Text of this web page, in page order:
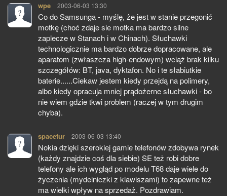
wpe pisze:
2003-06-03 13:30
Co do Samsunga - myślę, że jest w stanie przegonić
motkę (choć zdaje sie motka ma bardzo silne
zaplecze w Stanach i w Chinach). Słuchawki
technologicznie ma bardzo dobrze dopracowane, ale
aparatom (zwłaszcza high-endowym) wciąż brak kilku
szczegółów: BT, java, dyktafon. No i te słabiutkie
baterie......Ciekaw jestem kiedy przejdą na polimery,
albo kiedy opracuja mniej prądożerne słuchawki - bo
nie wiem gdzie tkwi problem (raczej w tym drugim
chyba).
spacetur pisze:
2003-06-03 13:40
Nokia dzięki szerokiej gamie telefonów zdobywa rynek
(każdy znajdzie coś dla siebie) SE też robi dobre
telefony ale ich wygląd po modelu T68 daje wiele do
życzenia (mydelniczki z klawiszami) to zapewne też
ma wielki wpływ na sprzedaż. Pozdrawiam.